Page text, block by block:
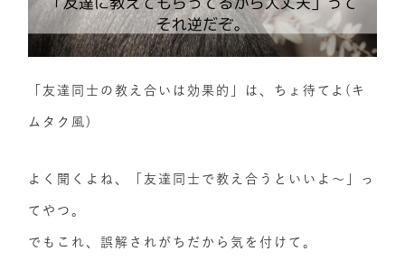
「友達同士の教え合いは効果的」は、ちょ待てよ(キ
ムタク風)
よく聞くよね、「友達同士で教え合うといいよ～」っ
てやつ。
でもこれ、誤解されがちだから気を付けて。